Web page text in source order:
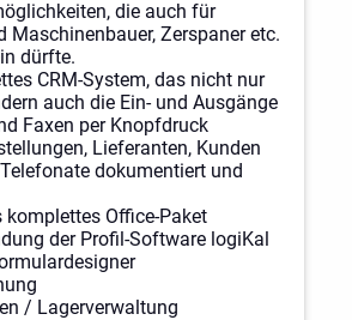
die auch für
Maschinenbauer, Zerspaner etc.
dürfte.
CRM-System, das nicht nur
auch die Ein- und Ausgänge
Faxen per Knopfdruck
Lieferanten, Kunden
dokumentiert und
komplettes Office-Paket
der Profil-Software logiKal
/ Lagerverwaltung